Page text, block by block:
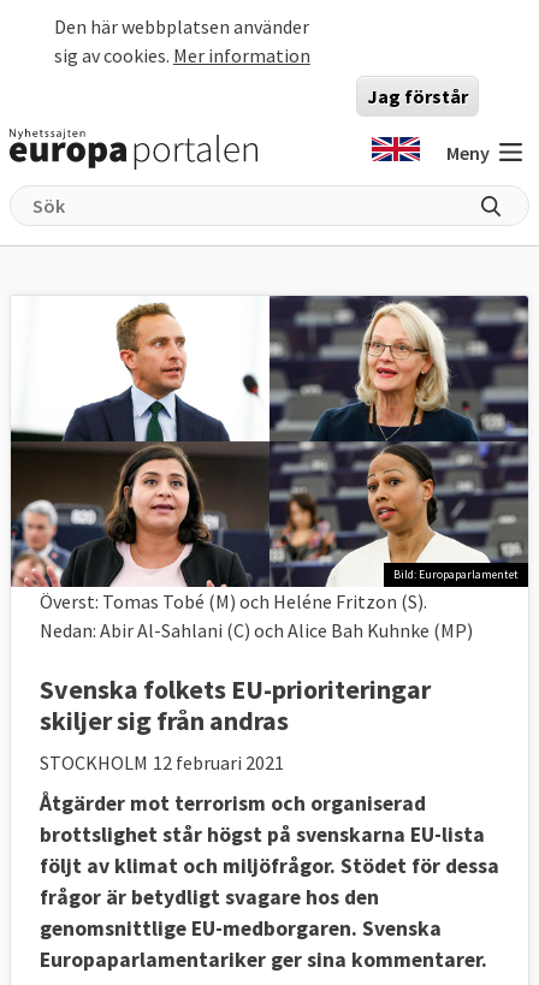
Den här webbplatsen använder
sig av cookies. Mer information
Jag förstår
Meny
Bild: Europaparlamentet
Överst: Tomas Tobé (M) och Heléne Fritzon (S).
Nedan: Abir Al-Sahlani (C) och Alice Bah Kuhnke (MP)
Svenska folkets EU-prioriteringar
skiljer sig från andras
STOCKHOLM 12 februari 2021
Åtgärder mot terrorism och organiserad
brottslighet står högst på svenskarna EU-lista
följt av klimat och miljöfrågor. Stödet för dessa
frågor är betydligt svagare hos den
genomsnittlige EU-medborgaren. Svenska
Europaparlamentariker ger sina kommentarer.